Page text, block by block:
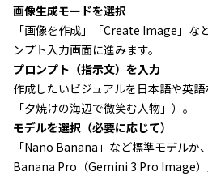
画像生成モードを選択
「画像を作成」「Create Image」な
ンプト入力画面に進みます。
プロンプト（指示文）を入力
作成したいビジュアルを日本語や英語
「夕焼けの海辺で微笑む人物」）。
モデルを選択（必要に応じて）
「Nano Banana」など標準モデルか
Banana Pro（Gemini 3 Pro Image）